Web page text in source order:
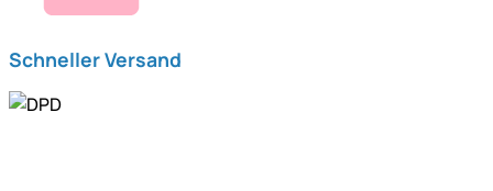
Schneller Versand